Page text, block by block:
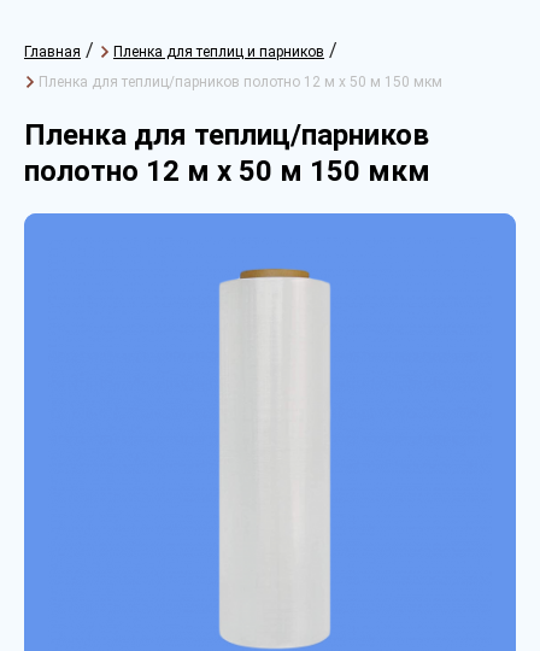
Главная / Пленка для теплиц и парников /
Пленка для теплиц/парников полотно 12 м х 50 м 150 мкм
Пленка для теплиц/парников
полотно 12 м х 50 м 150 мкм